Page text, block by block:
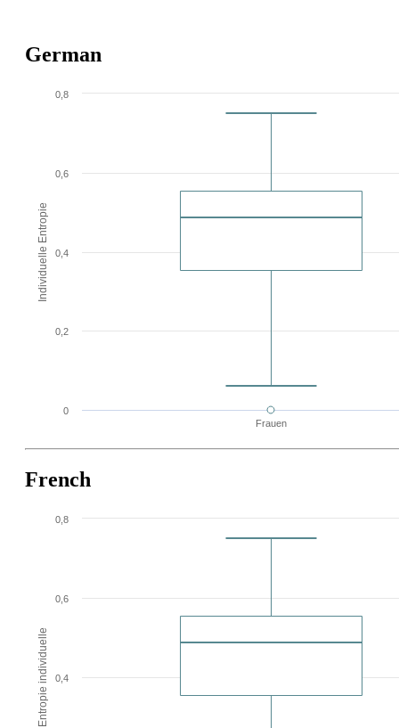
German
Individuelle Entropie
Frauen
0
0,2
0,4
0,6
0,8
French
Entropie individuelle 0,4
0,6
0,8